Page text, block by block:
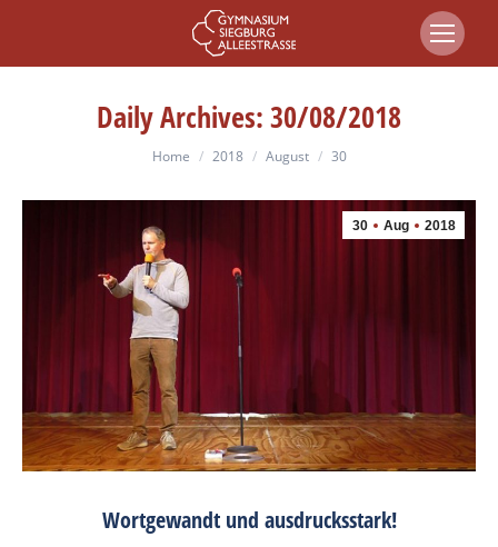
Daily Archives:30/08/2018
You are here:
Home 2018 August 30
30 Aug 2018
Wortgewandt und ausdrucksstark!